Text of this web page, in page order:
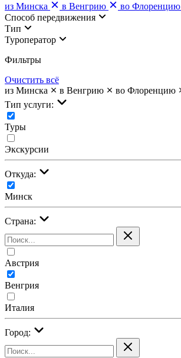
из Минска
в Венгрию во Флоренцию
Cпособ передвижения
Тип
Туроператор
Фильтры
Очистить всё
из Минска
в Венгрию во Флоренцию
Тип услуги:
Туры
Экскурсии
Откуда:
Минск
Страна:
Австрия
Венгрия
Италия
Город: